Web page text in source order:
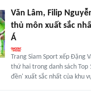
Văn Lâm, Filip
thủ môn xuất sắc
Á
Trang Siam Sport xếp Đặng
thứ hai trong danh sách Top
đền' xuất sắc nhất của khu